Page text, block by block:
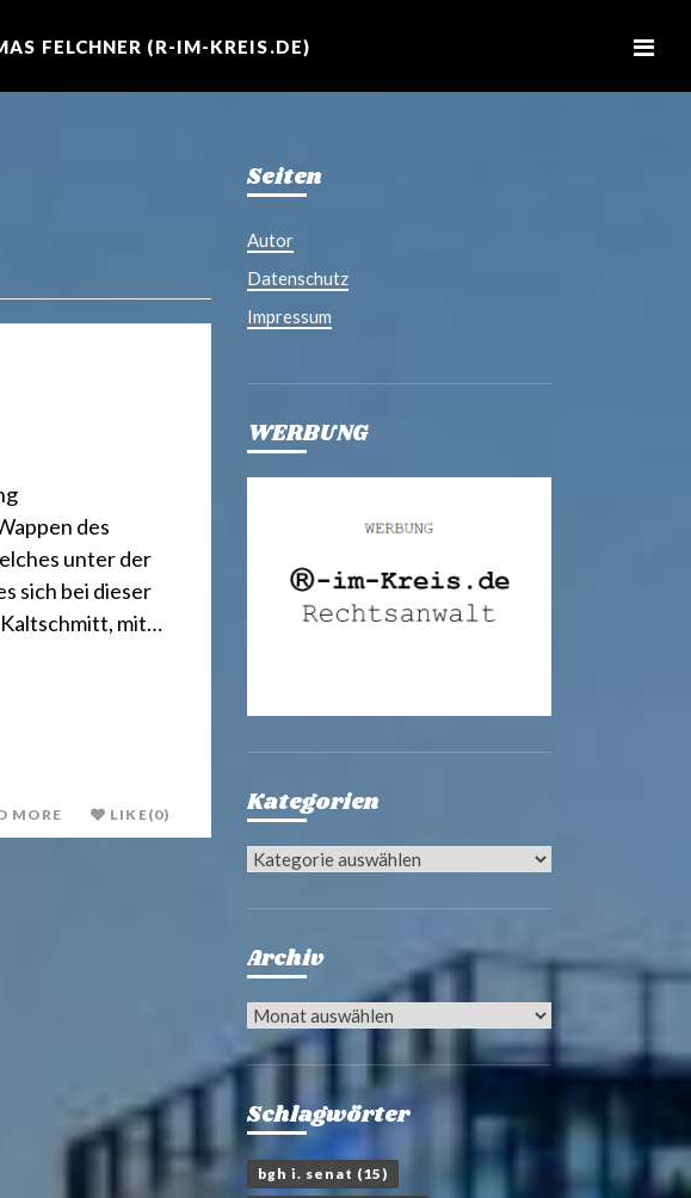
FELCHNER (R-IM-KREIS.DE)
des
unter der
sich bei dieser
mit…
MORE LIKE(0)
Seiten
Autor
Datenschutz
Impressum
WERBUNG
Kategorien
Kategorien
Archiv
Archiv
Schlagwörter
bgh i. senat (15)